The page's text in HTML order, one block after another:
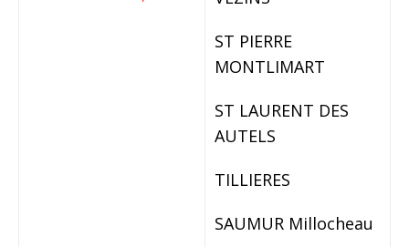
ST PIERRE
MONTLIMART
ST LAURENT DES
AUTELS
TILLIERES
SAUMUR Millocheau